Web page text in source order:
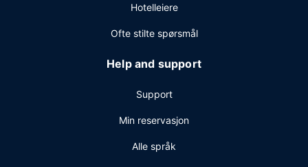
Hotelleiere
Ofte stilte spørsmål
Help and support
Support
Min reservasjon
Alle språk